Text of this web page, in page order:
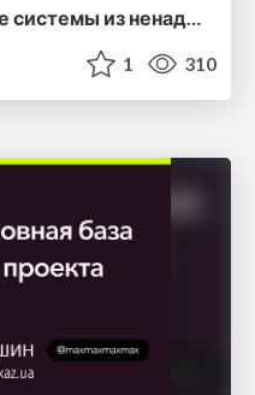
KharkivJS 2015: Надежные системы из ненадежных компонент
1 310